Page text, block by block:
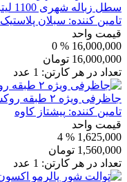
سطل زباله شهری 1100 لیتری سبلان پلاستیک
تامین کننده: سبلان پلاستیک
قیمت واحد
16,000,000
% 0
16,000,000 تومان
تعداد در هر کارتن: 1 عدد
جاظرفی ویژه ۲ طبقه روکش دار مشکی پیشتاز کاوه 156
تامین کننده: پیشتاز کاوه
قیمت واحد
1,625,000
% 4
1,560,000 تومان
تعداد در هر کارتن: 1 عدد